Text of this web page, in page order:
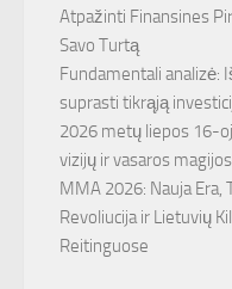
Atpažinti Finansines
Savo Turtą
Fundamentali analizė:
suprasti tikrąją
2026 metų liepos 16-
vizijų ir vasaros
MMA 2026: Nauja Era,
Revoliucija ir Lietuvių
Reitinguose